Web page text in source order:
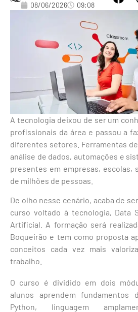
08/06/2026 09:08
A tecnologia deixou de ser um
profissionais da área e passou a
diferentes setores. Ferramentas
análise de dados, automações e
presentes em empresas, escolas,
de milhões de pessoas.
De olho nesse cenário, acaba de
curso voltado à tecnologia, Data
Artificial. A formação será
Boqueirão e tem como proposta
conceitos cada vez mais
trabalho.
O curso é dividido em dois
alunos aprendem fundamentos
Python, linguagem